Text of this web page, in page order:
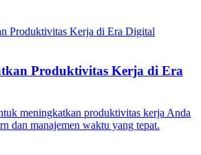
Produktivitas Kerja di Era
meningkatkan produktivitas kerja Anda
dan manajemen waktu yang tepat.